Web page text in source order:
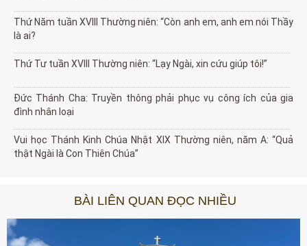
Thứ Năm tuần XVIII Thường niên: “Còn anh em, anh em nói Thầy
là ai?
Thứ Tư tuần XVIII Thường niên: “Lạy Ngài, xin cứu giúp tôi!”
Đức Thánh Cha: Truyền thông phải phục vụ công ích của gia
đình nhân loại
Vui học Thánh Kinh Chúa Nhật XIX Thường niên, năm A: “Quả
thật Ngài là Con Thiên Chúa”
BÀI LIÊN QUAN ĐỌC NHIỀU